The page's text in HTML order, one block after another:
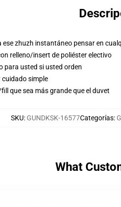
zhuzh instantáneo pensar en
relleno/insert de poliéster electivo
para usted si usted orden
cuidado simple
que sea más grande que el duvet
SKU: GUNDKSK-16577Categorías:
What